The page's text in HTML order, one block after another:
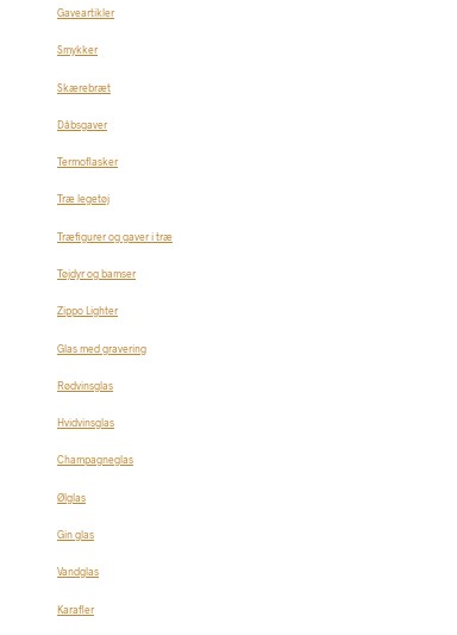
Gaveartikler
Smykker
Skærebræt
Dåbsgaver
Termoflasker
Træ legetøj
Træfigurer og gaver i træ
Tøjdyr og bamser
Zippo Lighter
Glas med gravering
Rødvinsglas
Hvidvinsglas
Champagneglas
Ølglas
Gin glas
Vandglas
Karafler